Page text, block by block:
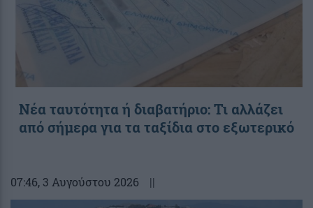
Νέα ταυτότητα ή διαβατήριο: Τι αλλάζει
από σήμερα για τα ταξίδια στο εξωτερικό
07:46, 3 Αυγούστου 2026 ||